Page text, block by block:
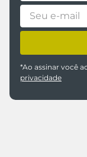
*Ao assinar você
privacidade